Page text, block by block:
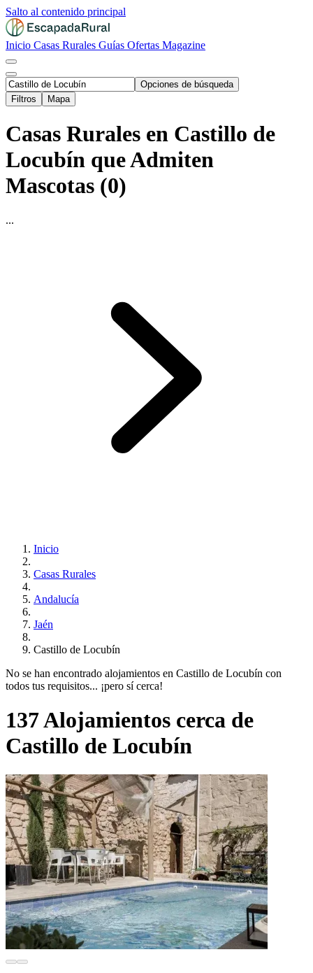
Salto al contenido principal
Inicio Casas Rurales Guías Ofertas Magazine
Opciones de búsqueda
Filtros
Mapa
Casas Rurales en Castillo de
Locubín que Admiten
Mascotas (0)
...
Inicio
Casas Rurales
Andalucía
Jaén
Castillo de Locubín
No se han encontrado alojamientos en Castillo de Locubín con
todos tus requisitos... ¡pero sí cerca!
137 Alojamientos cerca de
Castillo de Locubín